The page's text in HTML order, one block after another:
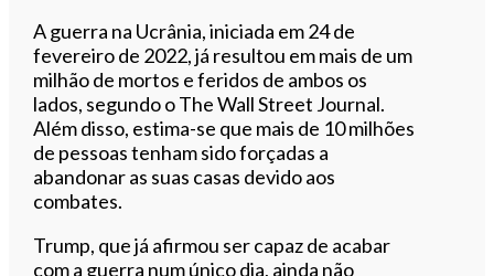
A guerra na Ucrânia, iniciada em 24 de
fevereiro de 2022, já resultou em mais de um
milhão de mortos e feridos de ambos os
lados, segundo o The Wall Street Journal.
Além disso, estima-se que mais de 10 milhões
de pessoas tenham sido forçadas a
abandonar as suas casas devido aos
combates.
Trump, que já afirmou ser capaz de acabar
com a guerra num único dia, ainda não